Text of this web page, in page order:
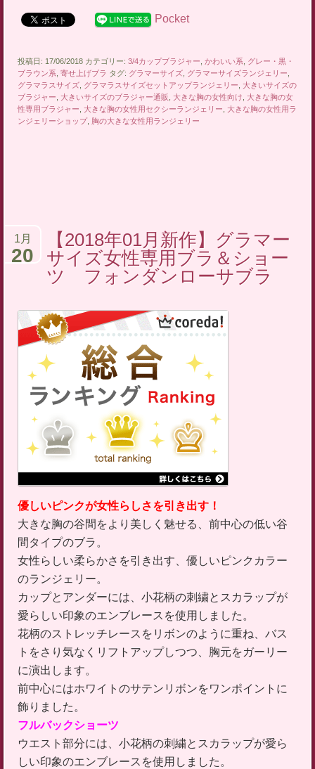
Pocket
投稿日: 17/06/2018 カテゴリー: 3/4カップブラジャー かわいい系
グレー・黒・
ブラウン系 寄せ上げブラ タグ: グラマーサイズ, グラマーサイズランジェリー
グラマラスサイズ, グラマラスサイズセットアップランジェリー 大きいサイズの
ブラジャー 大きいサイズのブラジャー通販 大きな胸の女性向け 大きな胸の女
性専用ブラジャー 大きな胸の女性用セクシーランジェリー 大きな胸の女性用ラ
ンジェリーショップ, 胸の大きな女性用ランジェリー
【2018年01月新作】グラマー
サイズ女性専用ブラ＆ショー
ツ フォンダンローサブラ
1月
20
優しいピンクが女性らしさを引き出す！
大きな胸の谷間をより美しく魅せる、前中心の低い谷
間タイプのブラ。
女性らしい柔らかさを引き出す、優しいピンクカラー
のランジェリー。
カップとアンダーには、小花柄の刺繍とスカラップが
愛らしい印象のエンブレースを使用しました。
花柄のストレッチレースをリボンのように重ね、バス
トをさり気なくリフトアップしつつ、胸元をガーリー
に演出します。
前中心にはホワイトのサテンリボンをワンポイントに
飾りました。
フルバックショーツ
ウエスト部分には、小花柄の刺繍とスカラップが愛ら
しい印象のエンブレースを使用しました。